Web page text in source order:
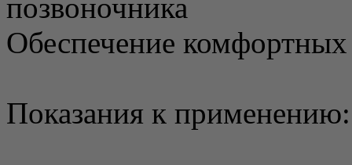
позвоночника
Обеспечение
Показания к применению: